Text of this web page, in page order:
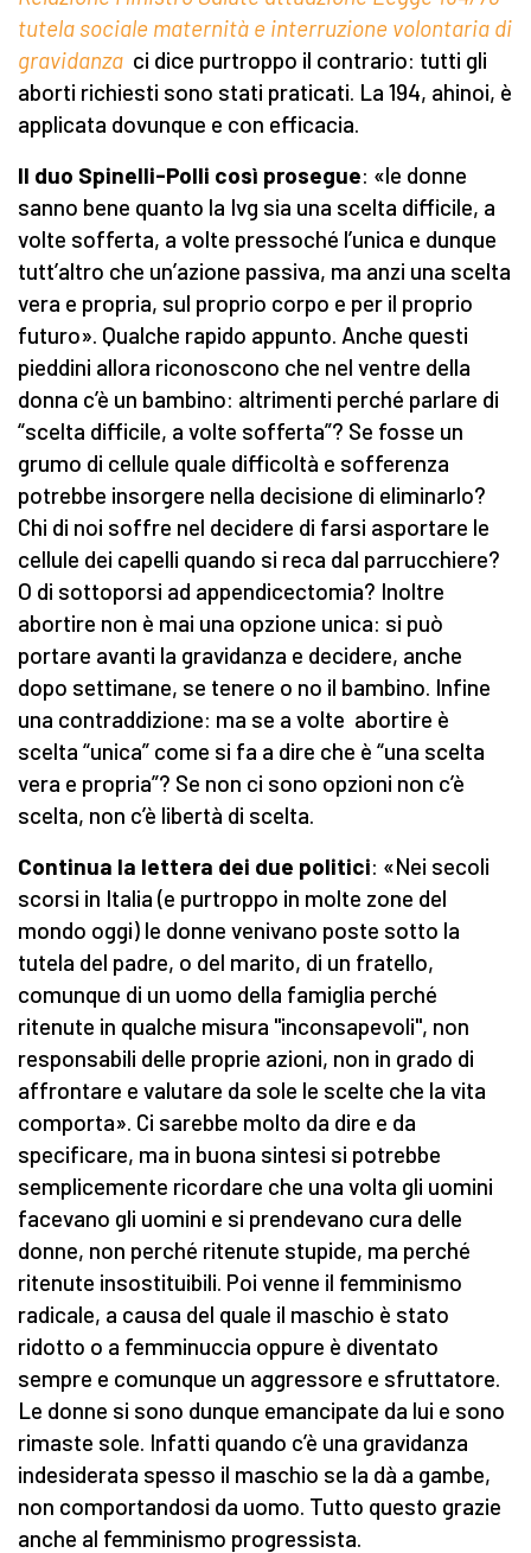
tutela sociale maternità e interruzione volontaria di
gravidanza ci dice purtroppo il contrario: tutti gli
aborti richiesti sono stati praticati. La 194, ahinoi, è
applicata dovunque e con efficacia.
Il duo Spinelli-Polli così prosegue: «le donne
sanno bene quanto la Ivg sia una scelta difficile, a
volte sofferta, a volte pressoché l’unica e dunque
tutt’altro che un’azione passiva, ma anzi una scelta
vera e propria, sul proprio corpo e per il proprio
futuro». Qualche rapido appunto. Anche questi
pieddini allora riconoscono che nel ventre della
donna c’è un bambino: altrimenti perché parlare di
“scelta difficile, a volte sofferta”? Se fosse un
grumo di cellule quale difficoltà e sofferenza
potrebbe insorgere nella decisione di eliminarlo?
Chi di noi soffre nel decidere di farsi asportare le
cellule dei capelli quando si reca dal parrucchiere?
O di sottoporsi ad appendicectomia? Inoltre
abortire non è mai una opzione unica: si può
portare avanti la gravidanza e decidere, anche
dopo settimane, se tenere o no il bambino. Infine
una contraddizione: ma se a volte abortire è
scelta “unica” come si fa a dire che è “una scelta
vera e propria”? Se non ci sono opzioni non c’è
scelta, non c’è libertà di scelta.
Continua la lettera dei due politici: «Nei secoli
scorsi in Italia (e purtroppo in molte zone del
mondo oggi) le donne venivano poste sotto la
tutela del padre, o del marito, di un fratello,
comunque di un uomo della famiglia perché
ritenute in qualche misura "inconsapevoli", non
responsabili delle proprie azioni, non in grado di
affrontare e valutare da sole le scelte che la vita
comporta». Ci sarebbe molto da dire e da
specificare, ma in buona sintesi si potrebbe
semplicemente ricordare che una volta gli uomini
facevano gli uomini e si prendevano cura delle
donne, non perché ritenute stupide, ma perché
ritenute insostituibili. Poi venne il femminismo
radicale, a causa del quale il maschio è stato
ridotto o a femminuccia oppure è diventato
sempre e comunque un aggressore e sfruttatore.
Le donne si sono dunque emancipate da lui e sono
rimaste sole. Infatti quando c’è una gravidanza
indesiderata spesso il maschio se la dà a gambe,
non comportandosi da uomo. Tutto questo grazie
anche al femminismo progressista.